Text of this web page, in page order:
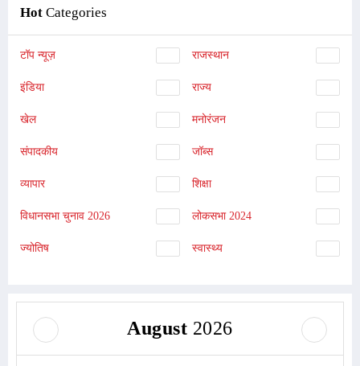
Hot Categories
टॉप न्यूज़ राजस्थान
इंडिया राज्य
खेल मनोरंजन
संपादकीय जॉब्स
व्यापार शिक्षा
विधानसभा चुनाव 2026 लोकसभा 2024
ज्योतिष स्वास्थ्य
August 2026